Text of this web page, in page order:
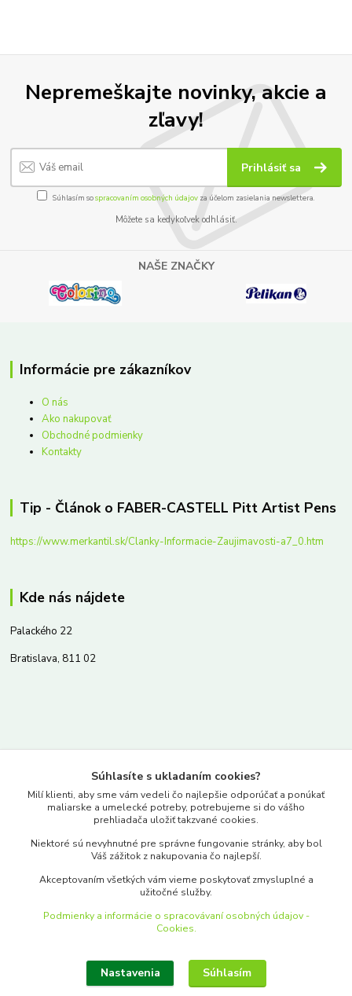
Nepremeškajte novinky, akcie a
zľavy!
Prihlásiť sa
Súhlasím sospracovaním osobných údajov za účelom zasielania newslettera.
Môžete sa kedykoľvek odhlásiť.
NAŠE ZNAČKY
Informácie pre zákazníkov
O nás
Ako nakupovať
Obchodné podmienky
Kontakty
Tip - Článok o FABER-CASTELL Pitt Artist Pens
https://www.merkantil.sk/Clanky-Informacie-Zaujimavosti-a7_0.htm
Kde nás nájdete
Palackého 22
Bratislava, 811 02
www.merkantil.sk
Pondelok-Piatok: 9.00-17.00hod.
objednavky@merkantil-obchod.sk
Upraviť zber cookies.
Súhlasíte s ukladaním cookies?
Milí klienti, aby sme vám vedeli čo najlepšie odporúčať a ponúkať
maliarske a umelecké potreby, potrebujeme si do vášho
prehliadača uložiť takzvané cookies.
Niektoré sú nevyhnutné pre správne fungovanie stránky, aby bol
Váš zážitok z nakupovania čo najlepší.
Akceptovaním všetkých vám vieme poskytovať zmysluplné a
užitočné služby.
Podmienky a informácie o spracovávaní osobných údajov -
Cookies.
Nastavenia Súhlasím